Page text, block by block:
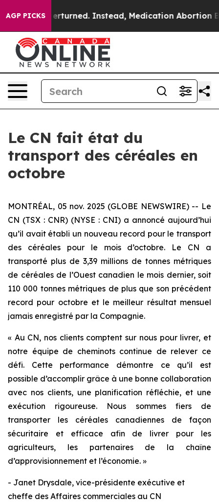
AGP PICKS
was Overturned. Instead, Medication Abortion
Le CN fait état du
transport des céréales en
octobre
MONTRÉAL, 05 nov. 2025 (GLOBE NEWSWIRE) -- Le
CN (TSX : CNR) (NYSE : CNI) a annoncé aujourd’hui
qu’il avait établi un nouveau record pour le transport
des céréales pour le mois d’octobre. Le CN a
transporté plus de 3,39 millions de tonnes métriques
de céréales de l’Ouest canadien le mois dernier, soit
110 000 tonnes métriques de plus que son précédent
record pour octobre et le meilleur résultat mensuel
jamais enregistré par la Compagnie.
« Au CN, nos clients comptent sur nous pour livrer, et
notre équipe de cheminots continue de relever ce
défi. Cette performance démontre ce qu’il est
possible d’accomplir grâce à une bonne collaboration
avec nos clients, une planification réfléchie, et une
exécution rigoureuse. Nous sommes fiers de
transporter les céréales canadiennes de façon
sécuritaire et efficace afin de livrer pour les
agriculteurs, les partenaires de la chaîne
d’approvisionnement et l’économie. »
- Janet Drysdale, vice-présidente exécutive et
cheffe des Affaires commerciales au CN